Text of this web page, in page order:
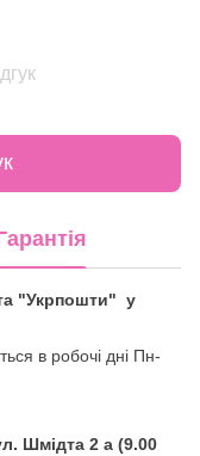
"Укрпошти" у
в робочі дні Пн-
Шмідта 2 а (9.00